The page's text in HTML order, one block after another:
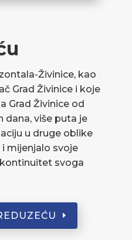
Živinice, kao
Grad Živinice i koje
Grad Živinice od
dana, više puta je
u druge oblike
mijenjalo svoje
svoga